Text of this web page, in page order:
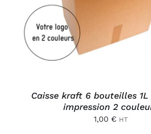
Caisse kraft 6 bouteilles
impression 2
1,00 € HT